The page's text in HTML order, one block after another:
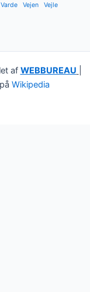
Varde Vejen Vejle
af WEBBUREAU
Wikipedia